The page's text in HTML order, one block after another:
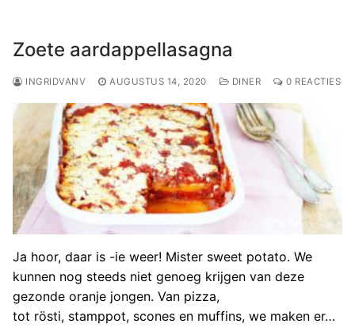
Zoete aardappellasagna
INGRIDVANV AUGUSTUS 14, 2020 DINER 0 REACTIES
Ja hoor, daar is -ie weer! Mister sweet potato. We
kunnen nog steeds niet genoeg krijgen van deze
gezonde oranje jongen. Van pizza,
tot rösti, stamppot, scones en muffins, we maken er…